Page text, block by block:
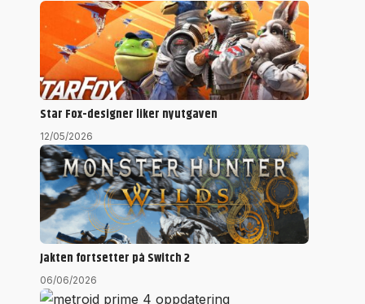
Star Fox-designer liker nyutgaven
12/05/2026
Jakten fortsetter på Switch 2
06/06/2026